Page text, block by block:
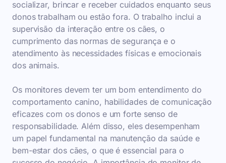
socializar, brincar e receber cuidados enquanto seus
donos trabalham ou estão fora. O trabalho inclui a
supervisão da interação entre os cães, o
cumprimento das normas de segurança e o
atendimento às necessidades físicas e emocionais
dos animais.
Os monitores devem ter um bom entendimento do
comportamento canino, habilidades de comunicação
eficazes com os donos e um forte senso de
responsabilidade. Além disso, eles desempenham
um papel fundamental na manutenção da saúde e
bem-estar dos cães, o que é essencial para o